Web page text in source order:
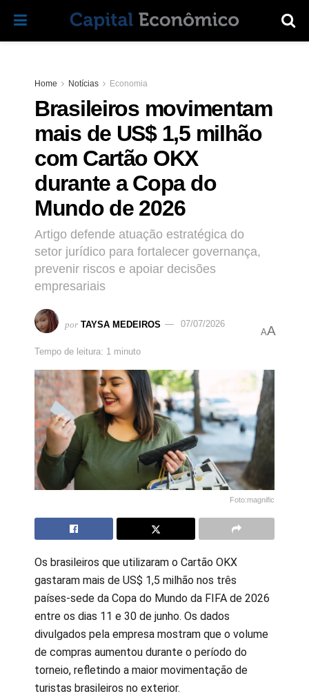
Home Notícias Economia
Brasileiros movimentam
mais de US$ 1,5 milhão
com Cartão OKX
durante a Copa do
Mundo de 2026
Artigo defende atuação estratégica do
setor jurídico para fortalecer governança,
prevenir riscos e apoiar decisões
empresariais
por TAYSA MEDEIROS 07/07/2026
Tempo de leitura: 1 minuto
AA
Foto:magnific
Os brasileiros que utilizaram o Cartão OKX
gastaram mais de US$ 1,5 milhão nos três
países-sede da Copa do Mundo da FIFA de 2026
entre os dias 11 e 30 de junho. Os dados
divulgados pela empresa mostram que o volume
de compras aumentou durante o período do
torneio, refletindo a maior movimentação de
turistas brasileiros no exterior.